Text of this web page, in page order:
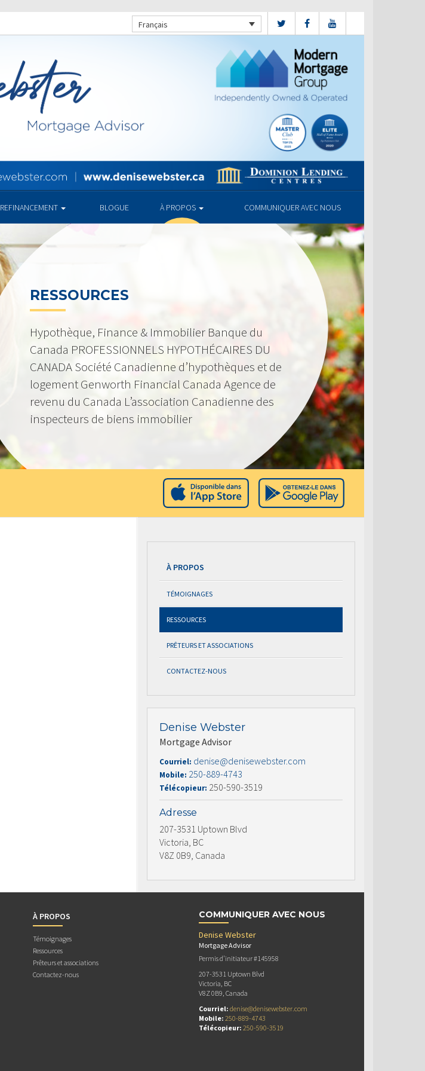
Français
REFINANCEMENT BLOGUE À PROPOS COMMUNIQUER AVEC NOUS
RESSOURCES
Hypothèque, Finance & Immobilier Banque du
Canada PROFESSIONNELS HYPOTHÉCAIRES DU
CANADA Société Canadienne d’hypothèques et de
logement Genworth Financial Canada Agence de
revenu du Canada L’association Canadienne des
inspecteurs de biens immobilier
À PROPOS
TÉMOIGNAGES
RESSOURCES
PRÊTEURS ET ASSOCIATIONS
CONTACTEZ-NOUS
Denise Webster
Mortgage Advisor
Courriel: denise@denisewebster.com
Mobile: 250-889-4743
Télécopieur: 250-590-3519
Adresse
207-3531 Uptown Blvd
Victoria, BC
V8Z 0B9, Canada
À PROPOS
Témoignages
Ressources
Prêteurs et associations
Contactez-nous
COMMUNIQUER AVEC NOUS
Denise Webster
Mortgage Advisor
Permis d’initiateur #145958
207-3531 Uptown Blvd
Victoria, BC
V8Z 0B9, Canada
Courriel: denise@denisewebster.com
Mobile: 250-889-4743
Télécopieur: 250-590-3519